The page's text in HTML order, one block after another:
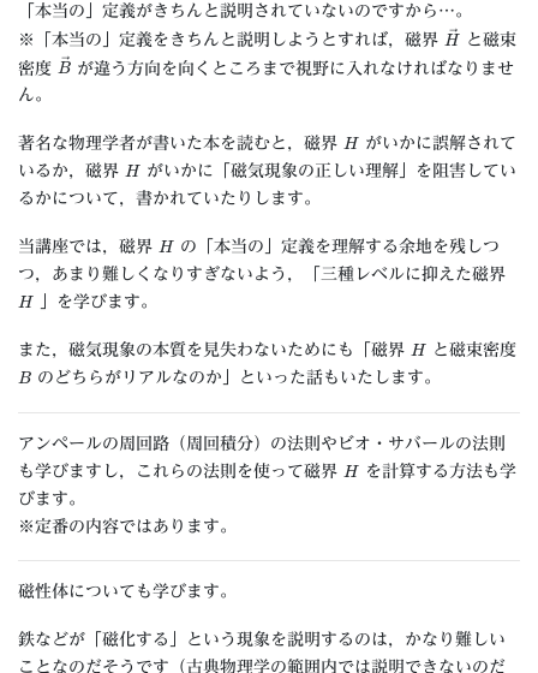
「本当の」定義がきちんと説明されていないのですから…。
※「本当の」定義をきちんと説明しようとすれば，磁界 H →
と磁束
密度 B →
が違う方向を向くところまで視野に入れなければなりませ
ん。
著名な物理学者が書いた本を読むと，磁界 Hがいかに誤解されて
いるか，磁界 Hがいかに「磁気現象の正しい理解」を阻害してい
るかについて，書かれていたりします。
当講座では，磁界 Hの「本当の」定義を理解する余地を残しつ
つ，あまり難しくなりすぎないよう，「三種レベルに抑えた磁界
H」を学びます。
また，磁気現象の本質を見失わないためにも「磁界 Hと磁束密度
B のどちらがリアルなのか」といった話もいたします。
アンペールの周回路（周回積分）の法則やビオ・サバールの法則
も学びますし，これらの法則を使って磁界 Hを計算する方法も学
びます。
※定番の内容ではあります。
磁性体についても学びます。
鉄などが「磁化する」という現象を説明するのは，かなり難しい
ことなのだそうです（古典物理学の範囲内では説明できないのだ